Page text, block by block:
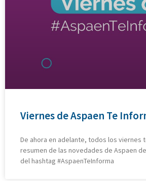
Viernes de Aspaen Te
De ahora en adelante, todos los viernes
resumen de las novedades de Aspaen
del hashtag #AspaenTeInforma